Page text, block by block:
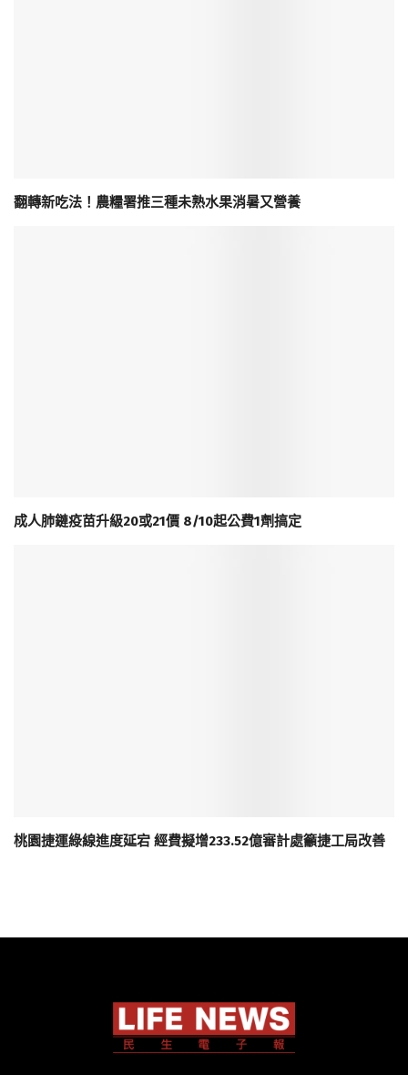
翻轉新吃法！農糧署推三種未熟水果消暑又營養
成人肺鏈疫苗升級20或21價 8/10起公費1劑搞定
桃園捷運綠線進度延宕 經費擬增233.52億審計處籲捷工局改善